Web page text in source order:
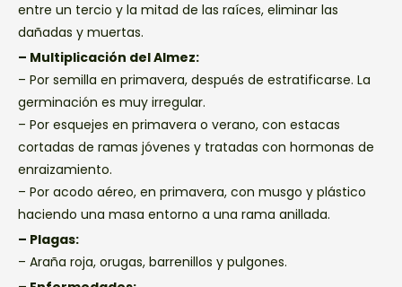
entre un tercio y la mitad de las raíces, eliminar las
dañadas y muertas.
– Multiplicación del Almez:
– Por semilla en primavera, después de estratificarse. La
germinación es muy irregular.
– Por esquejes en primavera o verano, con estacas
cortadas de ramas jóvenes y tratadas con hormonas de
enraizamiento.
– Por acodo aéreo, en primavera, con musgo y plástico
haciendo una masa entorno a una rama anillada.
– Plagas:
– Araña roja, orugas, barrenillos y pulgones.